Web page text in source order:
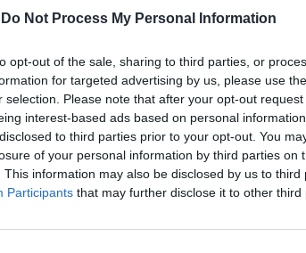
Do Not Process My Personal Information
opt-out of the sale, sharing to third parties, or
for targeted advertising by us, please use
selection. Please note that after your opt-out
interest-based ads based on personal
to third parties prior to your opt-out. You
of your personal information by third parties on
This information may also be disclosed by us to third
Participants that may further disclose it to other third
sublinhou o autarca.
ter servido para «despertar
assim como para as temáticas da
do primeiro ano do Plano.
busca de um ambiente social, familiar e